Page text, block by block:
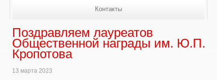
Контакты
Поздравляем лауреатов
Общественной награды им. Ю.П.
Кропотова
13 марта 2023